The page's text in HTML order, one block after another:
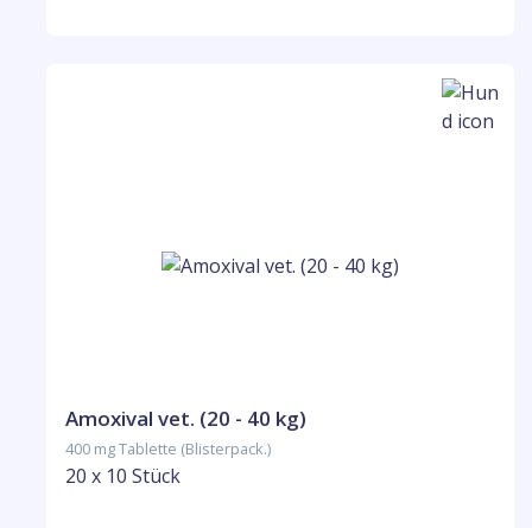
Amoxival vet. (20 - 40 kg)
400 mg Tablette (Blisterpack.)
20 x 10 Stück